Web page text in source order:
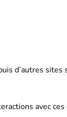
d’autres sites
avec ces